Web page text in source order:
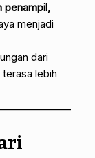
penampil,
menjadi
dari
lebih